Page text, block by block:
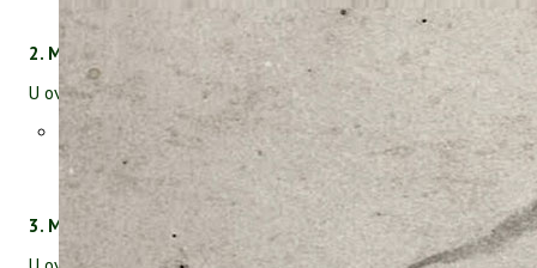
pravne i fizičke osobe)
2. Modul za distributere (osnovna i dopunska kategorija)
U ovaj modul spadaju:
Kategorija uvoznici, dobavljači, trgovci na veliko i malo,
prodavači (potkategorije: uvoznici i dobavljači i trgovci na
veliko i malo, prodavači, prodavači i djelatnici u nabavi)
3. Modul za savjetnike (osnovna i dopunska kategorija)